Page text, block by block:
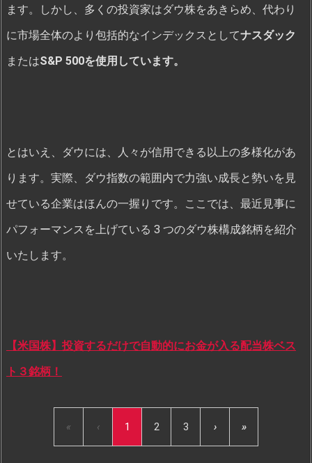
ます。しかし、多くの投資家はダウ株をあきらめ、代わり
に市場全体のより包括的なインデックスとしてナスダック
またはS&P 500を使用しています。
とはいえ、ダウには、人々が信用できる以上の多様化があ
ります。実際、ダウ指数の範囲内で力強い成長と勢いを見
せている企業はほんの一握りです。ここでは、最近見事に
パフォーマンスを上げている 3 つのダウ株構成銘柄を紹介
いたします。
【米国株】投資するだけで自動的にお金が入る配当株ベス
ト３銘柄！
« ‹ 1 2 3 › »